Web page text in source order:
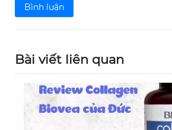
Bình luận
Bài viết liên quan